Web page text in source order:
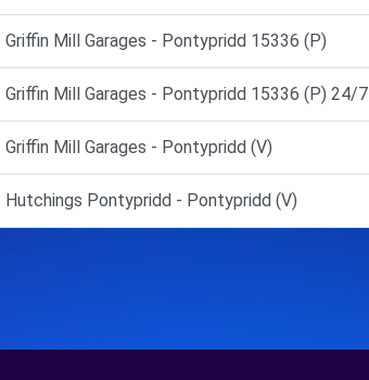
Mill Garages - Pontypridd 15336 (P)
Griffin Mill Garages - Pontypridd 15336 (P) 24/7
Mill Garages - Pontypridd (V)
Hutchings Pontypridd - Pontypridd (V)